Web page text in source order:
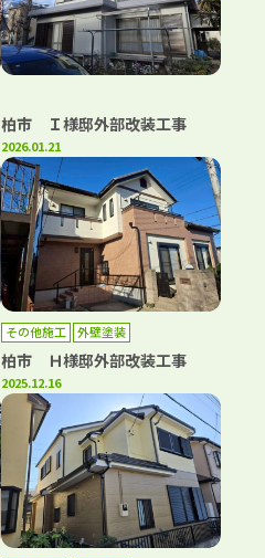
柏市 Ｉ様邸外部改装工事
2026.01.21
その他施工 外壁塗装
柏市 Ｈ様邸外部改装工事
2025.12.16